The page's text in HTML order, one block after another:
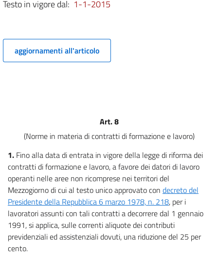
8
10
Allegati
Tabella
Tabella
Testo in vigore dal: 1-1-2015
aggiornamenti all'articolo
Art. 8
(Norme in materia di contratti di formazione e lavoro)
1. Fino alla data di entrata in vigore della legge di riforma dei
contratti di formazione e lavoro, a favore dei datori di lavoro
operanti nelle aree non ricomprese nei territori del
Mezzogiorno di cui al testo unico approvato con decreto del
Presidente della Repubblica 6 marzo 1978, n. 218, per i
lavoratori assunti con tali contratti a decorrere dal 1 gennaio
1991, si applica, sulle correnti aliquote dei contributi
previdenziali ed assistenziali dovuti, una riduzione del 25 per
cento.